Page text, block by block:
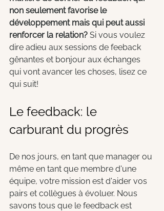
non seulement favorise le
développement mais qui peut aussi
renforcer la relation? Si vous voulez
dire adieu aux sessions de feeback
gênantes et bonjour aux échanges
qui vont avancer les choses, lisez ce
qui suit!
Le feedback: le
carburant du progrès
De nos jours, en tant que manager ou
même en tant que membre d'une
équipe, votre mission est d'aider vos
pairs et collègues à évoluer. Nous
savons tous que le feedback est